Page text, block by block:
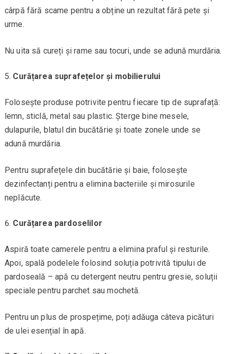
cârpă fără scame pentru a obține un rezultat fără pete și
urme.
Nu uita să cureți și rame sau tocuri, unde se adună murdăria.
Curățarea suprafețelor și mobilierului
Folosește produse potrivite pentru fiecare tip de suprafață:
lemn, sticlă, metal sau plastic. Șterge bine mesele,
dulapurile, blatul din bucătărie și toate zonele unde se
adună murdăria.
Pentru suprafețele din bucătărie și baie, folosește
dezinfectanți pentru a elimina bacteriile și mirosurile
neplăcute.
Curățarea pardoselilor
Aspiră toate camerele pentru a elimina praful și resturile.
Apoi, spală podelele folosind soluția potrivită tipului de
pardoseală – apă cu detergent neutru pentru gresie, soluții
speciale pentru parchet sau mochetă.
Pentru un plus de prospețime, poți adăuga câteva picături
de ulei esențial în apă.